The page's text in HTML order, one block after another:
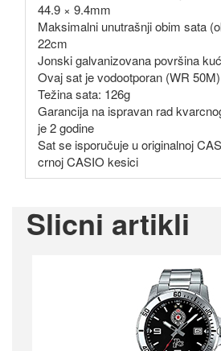
44.9 × 9.4mm
Maksimalni unutrašnji obim sata
22cm
Jonski galvanizovana površina
Ovaj sat je vodootporan (WR 50M)
Težina sata: 126g
Garancija na ispravan rad
je 2 godine
Sat se isporučuje u originalnoj
crnoj CASIO kesici
Slicni artikli